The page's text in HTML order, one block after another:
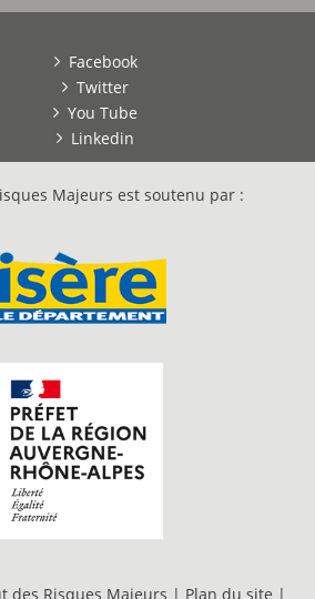
Facebook
Twitter
You Tube
Linkedin
Majeurs est soutenu par :
des Risques Majeurs | Plan du site |